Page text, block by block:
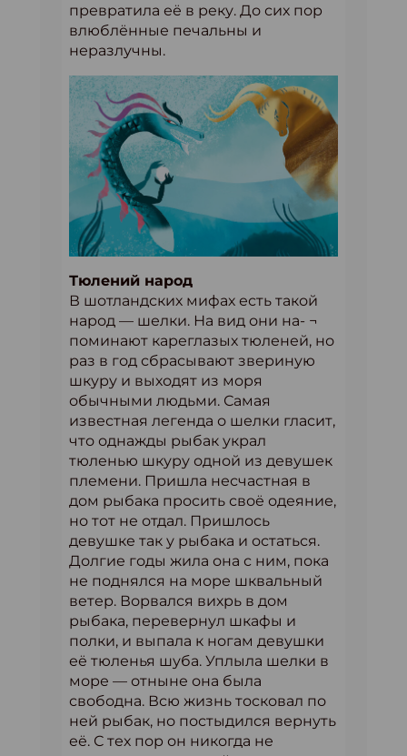
превратила её в реку. До сих пор
влюблённые печальны и
неразлучны.
Тюлений народ
В шотландских мифах есть такой
народ — шелки. На вид они на- ¬
поминают кареглазых тюленей, но
раз в год сбрасывают звериную
шкуру и выходят из моря
обычными людьми. Самая
известная легенда о шелки гласит,
что однажды рыбак украл
тюленью шкуру одной из девушек
племени. Пришла несчастная в
дом рыбака просить своё одеяние,
но тот не отдал. Пришлось
девушке так у рыбака и остаться.
Долгие годы жила она с ним, пока
не поднялся на море шквальный
ветер. Ворвался вихрь в дом
рыбака, перевернул шкафы и
полки, и выпала к ногам девушки
её тюленья шуба. Уплыла шелки в
море — отныне она была
свободна. Всю жизнь тосковал по
ней рыбак, но постыдился вернуть
её. С тех пор он никогда не